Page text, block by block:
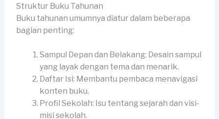
Struktur Buku Tahunan
Buku tahunan umumnya diatur dalam beberapa
bagian penting:
Sampul Depan dan Belakang: Desain sampul
yang layak dengan tema dan menarik.
Daftar Isi: Membantu pembaca menavigasi
konten buku.
Profil Sekolah: Isu tentang sejarah dan visi-
misi sekolah.